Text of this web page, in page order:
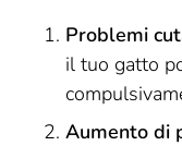
Problemi
il tuo gatto
Aumento di